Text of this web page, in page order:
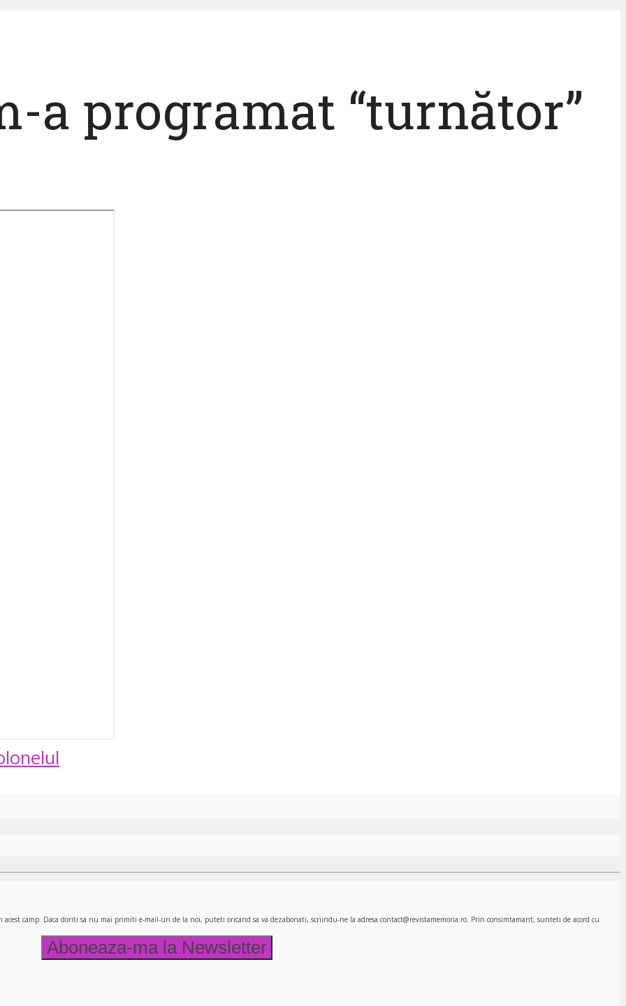
a programat “turnător”
camp. Daca doriti sa nu mai primiti e-mail-uri de la noi, puteti oricand sa va dezabonati, scriindu-ne la adresa contact@revistamemoria.ro. Prin consimtamant, sunteti de acord cu